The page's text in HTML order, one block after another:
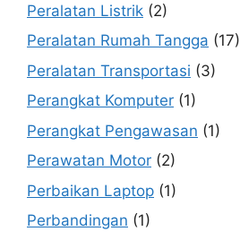
Peralatan Listrik (2)
Peralatan Rumah Tangga (17)
Peralatan Transportasi (3)
Perangkat Komputer (1)
Perangkat Pengawasan (1)
Perawatan Motor (2)
Perbaikan Laptop (1)
Perbandingan (1)